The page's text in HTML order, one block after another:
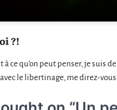
?!
ce qu’on peut penser, je suis
le libertinage, me direz-vous.